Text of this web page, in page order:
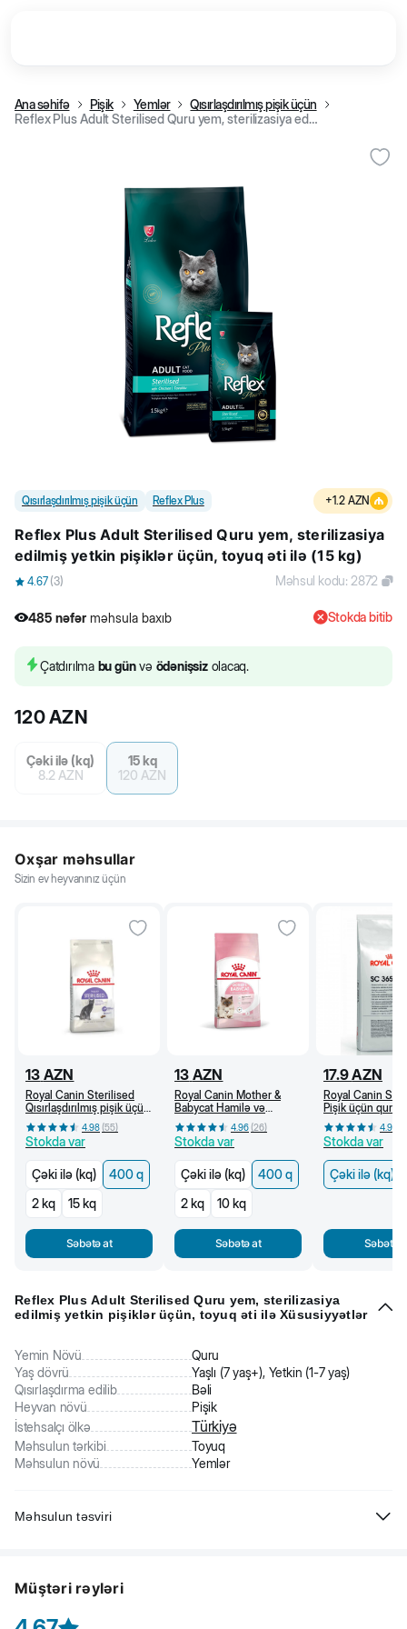
Ana səhifə Pişik Yemlər
Qısırlaşdırılmış pişik üçün
Reflex Plus Adult Sterilised Quru yem, sterilizasiya edilmiş yetkin pişiklər üçün, toyuq əti ilə (15 kg)
Qısırlaşdırılmış pişik üçün Reflex Plus +1.2 AZN
Reflex Plus Adult Sterilised Quru yem, sterilizasiya
edilmiş yetkin pişiklər üçün, toyuq əti ilə (15 kg)
4.67 (3) Məhsul kodu: 2872
485 nəfər məhsula baxıb
485 nəfər məhsula baxıb
Stokda bitib
Çatdırılma bu günvə ödənişsizolacaq.
120AZN
Çəki ilə (kq)
8.2 AZN
15 kq
120 AZN
Oxşar məhsullar
Sizin ev heyvanınız üçün
13 AZN
Royal Canin Sterilised
Qısırlaşdırılmış pişik üçün
quru yem, 1 yaşdan, 400
q
4.98(55)
Stokda var
Çəki ilə (kq)
400 q
2 kq
15 kq
Səbətə at
13 AZN
Royal Canin Mother &
Babycat Hamilə və
südverən pişik və bala
pişik üçün quru yem (400
q)
4.96(26)
Stokda var
Çəki ilə (kq)
400 q
2 kq
10 kq
Səbətə at
17.9AZN
Royal Canin
Pişik üçün quru
yaşdan (kq) 4.96
Stokda var
Çəki ilə (kq)
Səbətə
Reflex Plus Adult Sterilised Quru yem, sterilizasiya
edilmiş yetkin pişiklər üçün, toyuq əti ilə Xüsusiyyətlər
Yemin Növü
Quru
Yaş dövrü
Yaşlı (7 yaş+), Yetkin (1-7 yaş)
Qısırlaşdırma edilib
Bəli
Heyvan növü
Pişik
İstehsalçı ölkə
Türkiyə
Məhsulun tərkibi
Toyuq
Məhsulun növü
Yemlər
Məhsulun təsviri
Tərkibi: qızılbalıq zülalları (dehidratlaşdırılmış), heyvan
zülalları (dehidratlaşdırılmış), qarğıdalı, toyuq piyi, düyü, çuğundur
Müştəri rəyləri